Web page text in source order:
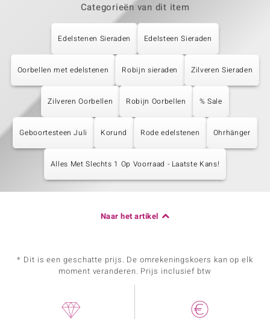
Categorieën van dit item
Edelstenen Sieraden Edelsteen Sieraden
Oorbellen met edelstenen Robijn sieraden Zilveren Sieraden
Zilveren Oorbellen Robijn Oorbellen % Sale
Geboortesteen Juli Korund Rode edelstenen Ohrhänger
Alles Met Slechts 1 Op Voorraad - Laatste Kans!
Naar het artikel
* Dit is een geschatte prijs. De omrekeningskoers kan op elk
moment veranderen. Prijs inclusief btw